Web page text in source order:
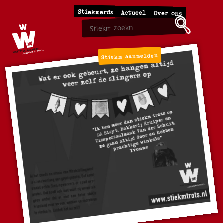
Stiekmerds Actueel Over ons
Stiekm aanmelden